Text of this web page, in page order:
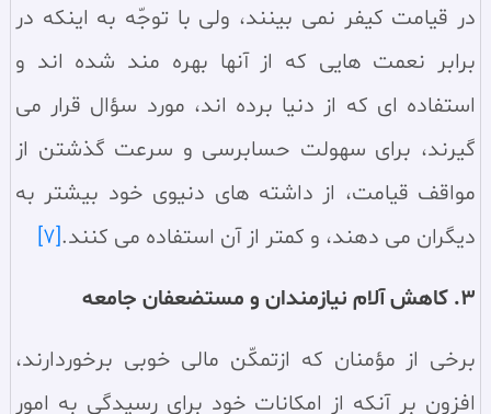
در قيامت كيفر نمى بينند، ولى با توجّه به اينكه در
برابر نعمت هايى كه از آنها بهره مند شده اند و
استفاده اى كه از دنيا برده اند، مورد سؤال قرار مى
گيرند، براى سهولت حسابرسى و سرعت گذشتن از
مواقف قيامت، از داشته هاى دنيوى خود بيشتر به
ديگران مى دهند، و كمتر از آن استفاده مى كنند.[7]
3. کاهش آلام نيازمندان و مستضعفان جامعه
برخى از مؤمنان كه ازتمكّن مالى خوبى برخوردارند،
افزون بر آنكه از امكانات خود براى رسيدگى به امور